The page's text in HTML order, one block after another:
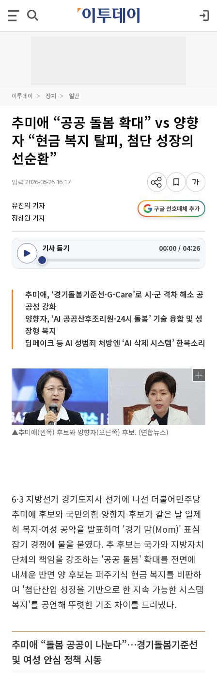
이투데이 정치 일반
추미애 “공공 돌봄 확대” vs 양향
자 “현금 복지 탈피, 첨단 성장의
선순환”
입력 2026-05-26 16:17
유진의 기자
정상원 기자
구글 선호매체 추가
기사 듣기 00:00 / 04:26
추미애, ‘경기돌봄기준선·G-Care’로 시·군 격차 해소 공
공성 강화
양향자, ‘AI 공공산후조리원·24시 돌봄’ 기술 융합 및 성
장형 복지
딥페이크 등 AI 성범죄 처방엔 ‘AI 삭제 시스템’ 한목소리
▲추미애(왼쪽) 후보와 양향자(오른쪽) 후보. (연합뉴스)
6·3 지방선거 경기도지사 선거에 나선 더불어민주당
추미애 후보와 국민의힘 양향자 후보가 같은 날 일제
히 복지·여성 공약을 발표하며 '경기 맘(Mom)' 표심
잡기 경쟁에 불을 붙였다. 추 후보는 국가와 지방자치
단체의 책임을 강조하는 '공공 돌봄' 확대를 전면에
내세운 반면 양 후보는 퍼주기식 현금 복지를 비판하
며 '첨단산업 성장을 기반으로 한 지속 가능한 시스템
복지'를 공언해 뚜렷한 기조 차이를 드러냈다.
추미애 “돌봄 공공이 나눈다”…경기돌봄기준선
및 여성 안심 정책 시동